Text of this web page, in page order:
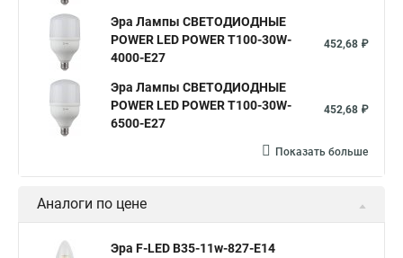
Эра Лампы СВЕТОДИОДНЫЕ
POWER LED POWER T100-30W-
4000-E27
452,68 ₽
Эра Лампы СВЕТОДИОДНЫЕ
POWER LED POWER T100-30W-
6500-E27
452,68 ₽
Показать больше
Аналоги по цене
Эра F-LED B35-11w-827-E14